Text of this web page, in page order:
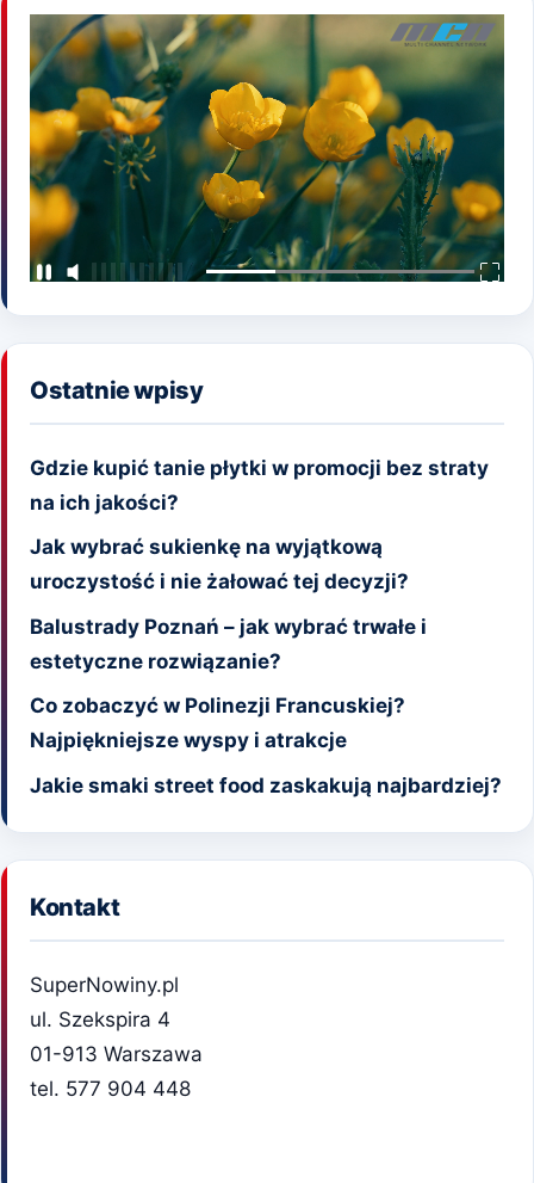
Ostatnie wpisy
Gdzie kupić tanie płytki w promocji bez straty
na ich jakości?
Jak wybrać sukienkę na wyjątkową
uroczystość i nie żałować tej decyzji?
Balustrady Poznań – jak wybrać trwałe i
estetyczne rozwiązanie?
Co zobaczyć w Polinezji Francuskiej?
Najpiękniejsze wyspy i atrakcje
Jakie smaki street food zaskakują najbardziej?
Kontakt
SuperNowiny.pl
ul. Szekspira 4
01-913 Warszawa
tel. 577 904 448